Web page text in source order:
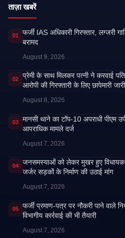
ताज़ा खबरें
01
फर्जी IAS अधिकारी गिरफ्तार, लग्जरी
बरामद
August 9, 2026
02
प्रेमी के साथ मिलकर पत्नी ने करवाई
आरोपी की गिरफ्तारी के लिए छापेमारी जारी
August 8, 2026
03
मानसी थाने का टॉप-10 अपराधी पीएम
आपराधिक मामले दर्ज
August 7, 2026
04
जनसमस्याओं को लेकर मुखर हुए
जर्जर सड़कों के निर्माण की उठाई मांग
August 7, 2026
05
फर्जी प्रमाण-पत्र पर नौकरी पाने वाले
विभागीय कार्रवाई की भी तैयारी
August 7, 2026